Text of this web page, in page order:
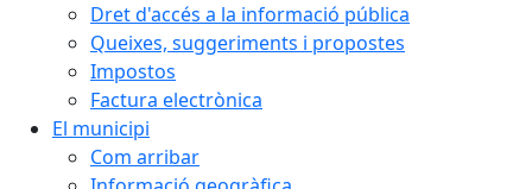
Dret d'accés a la informació pública
Queixes, suggeriments i propostes
Impostos
Factura electrònica
El municipi
Com arribar